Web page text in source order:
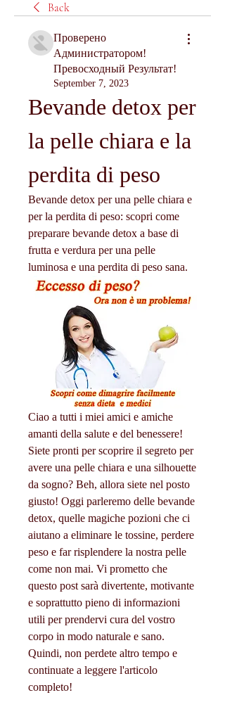
Back
Проверено
Администратором!
Превосходный Результат!
September 7, 2023
Bevande detox per
la pelle chiara e la
perdita di peso
Bevande detox per una pelle chiara e
per la perdita di peso: scopri come
preparare bevande detox a base di
frutta e verdura per una pelle
luminosa e una perdita di peso sana.
Ciao a tutti i miei amici e amiche
amanti della salute e del benessere!
Siete pronti per scoprire il segreto per
avere una pelle chiara e una silhouette
da sogno? Beh, allora siete nel posto
giusto! Oggi parleremo delle bevande
detox, quelle magiche pozioni che ci
aiutano a eliminare le tossine, perdere
peso e far risplendere la nostra pelle
come non mai. Vi prometto che
questo post sarà divertente, motivante
e soprattutto pieno di informazioni
utili per prendervi cura del vostro
corpo in modo naturale e sano.
Quindi, non perdete altro tempo e
continuate a leggere l'articolo
completo!